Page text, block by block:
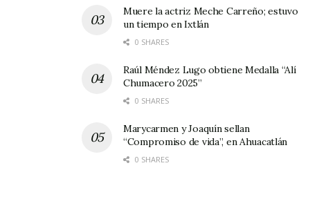
Muere la actriz Meche Carreño; estuvo
un tiempo en Ixtlán
0 SHARES
Raúl Méndez Lugo obtiene Medalla “Alí
Chumacero 2025”
0 SHARES
Marycarmen y Joaquín sellan
“Compromiso de vida”, en Ahuacatlán
0 SHARES